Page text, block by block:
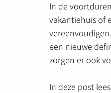
In de
vakantiehuis of
een nieuwe
zorgen er ook
In deze post